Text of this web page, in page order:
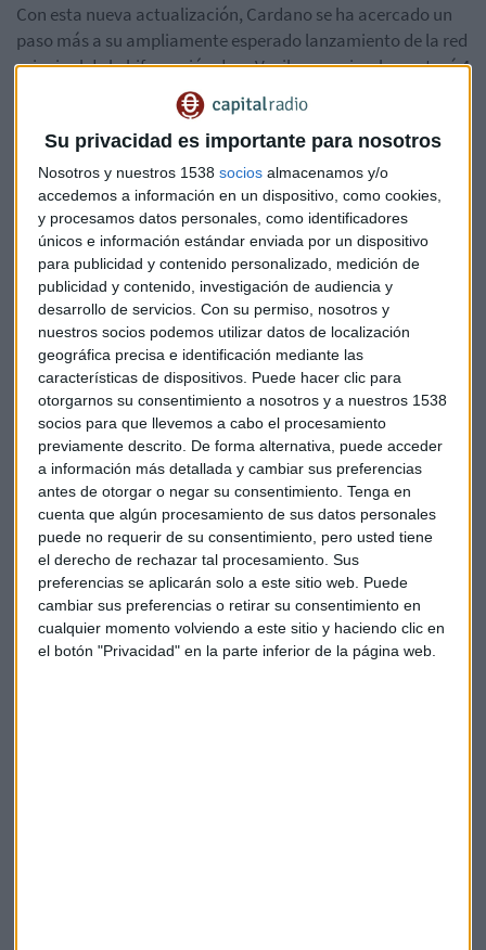
Su privacidad es importante para nosotros
Nosotros y nuestros 1538 socios almacenamos y/o
accedemos a información en un dispositivo, como cookies,
y procesamos datos personales, como identificadores
únicos e información estándar enviada por un dispositivo
para publicidad y contenido personalizado, medición de
publicidad y contenido, investigación de audiencia y
desarrollo de servicios. Con su permiso, nosotros y
nuestros socios podemos utilizar datos de localización
geográfica precisa e identificación mediante las
características de dispositivos. Puede hacer clic para
otorgarnos su consentimiento a nosotros y a nuestros 1538
socios para que llevemos a cabo el procesamiento
previamente descrito. De forma alternativa, puede acceder
a información más detallada y cambiar sus preferencias
antes de otorgar o negar su consentimiento. Tenga en
cuenta que algún procesamiento de sus datos personales
puede no requerir de su consentimiento, pero usted tiene
el derecho de rechazar tal procesamiento. Sus
preferencias se aplicarán solo a este sitio web. Puede
cambiar sus preferencias o retirar su consentimiento en
cualquier momento volviendo a este sitio y haciendo clic en
el botón "Privacidad" en la parte inferior de la página web.
Con esta nueva actualización, Cardano se ha acercado un
paso más a su ampliamente esperado lanzamiento de la red
principal de la bifurcación dura Vasil, que se implementará 4
semanas después del lanzamiento de la red de prueba. El
marco de tiempo especificado permitirá a los SPO y
desarrolladores llevar a cabo las pruebas y evaluaciones
necesarias antes de que el equipo "active el lanzamiento de
la red principal".
La actualización de Twitter afirma además que la
Fundación Cardano junto con el equipo de IOHK trabajarán
estrechamente con los desarrolladores de Dapp /
herramientas durante todo el proceso para garantizar la
compatibilidad de los programas implementados con el
recién lanzado Vasil Hard Fork.
El lanzamiento de la red principal, que está programado
para comenzar a fines de julio de 2022, traerá cambios
significativos en el funcionamiento general de la red y la
interoperabilidad de Cardano. Una vez que la bifurcación de
la red principal esté activa, Cardano podrá procesar
transacciones a un ritmo rápido con costos y tarifas más
bajos.